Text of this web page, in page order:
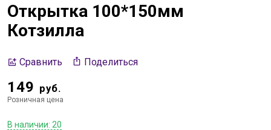
Открытка 100*150мм
Котзилла
Сравнить Поделиться
149 руб.
Розничная цена
В наличии: 20